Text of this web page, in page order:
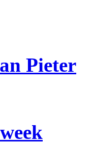
Pieter